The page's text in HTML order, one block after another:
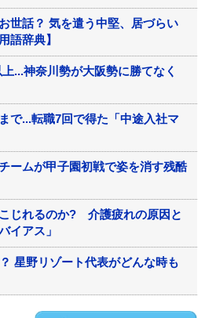
世話？ 気を遣う中堅、居づらい
語辞典】
...神奈川勢が大阪勢に勝てなく
で...転職7回で得た「中途入社マ
ームが甲子園初戦で姿を消す残酷
じれるのか? 介護疲れの原因と
イアス」
星野リゾート代表がどんな時も